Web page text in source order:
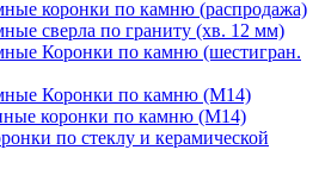
коронки по камню (распродажа)
сверла по граниту (хв. 12 мм)
Коронки по камню (шестигран.
Коронки по камню (M14)
коронки по камню (M14)
по стеклу и керамической